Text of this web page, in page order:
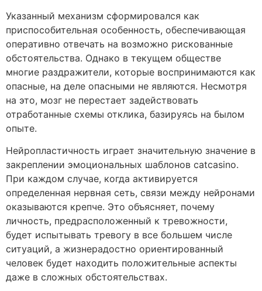
Указанный механизм сформировался как
приспособительная особенность, обеспечивающая
оперативно отвечать на возможно рискованные
обстоятельства. Однако в текущем обществе
многие раздражители, которые воспринимаются как
опасные, на деле опасными не являются. Несмотря
на это, мозг не перестает задействовать
отработанные схемы отклика, базируясь на былом
опыте.
Нейропластичность играет значительную значение в
закреплении эмоциональных шаблонов catcasino.
При каждом случае, когда активируется
определенная нервная сеть, связи между нейронами
оказываются крепче. Это объясняет, почему
личность, предрасположенный к тревожности,
будет испытывать тревогу в все большем числе
ситуаций, а жизнерадостно ориентированный
человек будет находить положительные аспекты
даже в сложных обстоятельствах.